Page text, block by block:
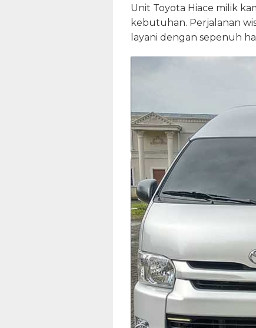
Unit Toyota Hiace milik
kebutuhan. Perjalanan
layani dengan sepenuh